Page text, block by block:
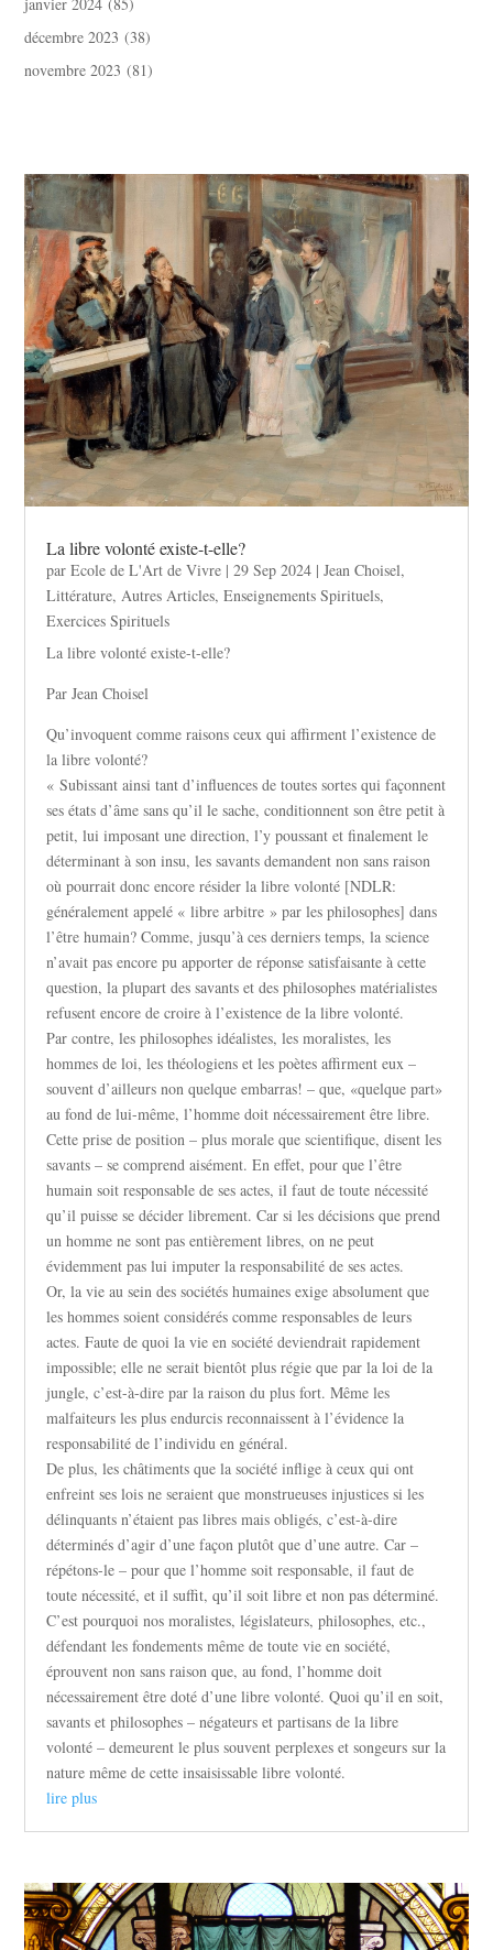
décembre 2023 (38)
novembre 2023 (81)
La libre volonté existe-t-elle?
parEcole de L'Art de Vivre |29 Sep 2024 |Jean Choisel,
Littérature, Autres Articles,Enseignements Spirituels,
Exercices Spirituels
La libre volonté existe-t-elle?
Par Jean Choisel
Qu’invoquent comme raisons ceux qui affirment l’existence de
la libre volonté?
« Subissant ainsi tant d’influences de toutes sortes qui façonnent
ses états d’âme sans qu’il le sache, conditionnent son être petit à
petit, lui imposant une direction, l’y poussant et finalement le
déterminant à son insu, les savants demandent non sans raison
où pourrait donc encore résider la libre volonté [NDLR:
généralement appelé « libre arbitre » par les philosophes] dans
l’être humain? Comme, jusqu’à ces derniers temps, la science
n’avait pas encore pu apporter de réponse satisfaisante à cette
question, la plupart des savants et des philosophes matérialistes
refusent encore de croire à l’existence de la libre volonté.
Par contre, les philosophes idéalistes, les moralistes, les
hommes de loi, les théologiens et les poètes affirment eux –
souvent d’ailleurs non quelque embarras! – que, «quelque part»
au fond de lui-même, l’homme doit nécessairement être libre.
Cette prise de position – plus morale que scientifique, disent les
savants – se comprend aisément. En effet, pour que l’être
humain soit responsable de ses actes, il faut de toute nécessité
qu’il puisse se décider librement. Car si les décisions que prend
un homme ne sont pas entièrement libres, on ne peut
évidemment pas lui imputer la responsabilité de ses actes.
Or, la vie au sein des sociétés humaines exige absolument que
les hommes soient considérés comme responsables de leurs
actes. Faute de quoi la vie en société deviendrait rapidement
impossible; elle ne serait bientôt plus régie que par la loi de la
jungle, c’est-à-dire par la raison du plus fort. Même les
malfaiteurs les plus endurcis reconnaissent à l’évidence la
responsabilité de l’individu en général.
De plus, les châtiments que la société inflige à ceux qui ont
enfreint ses lois ne seraient que monstrueuses injustices si les
délinquants n’étaient pas libres mais obligés, c’est-à-dire
déterminés d’agir d’une façon plutôt que d’une autre. Car –
répétons-le – pour que l’homme soit responsable, il faut de
toute nécessité, et il suffit, qu’il soit libre et non pas déterminé.
C’est pourquoi nos moralistes, législateurs, philosophes, etc.,
défendant les fondements même de toute vie en société,
éprouvent non sans raison que, au fond, l’homme doit
nécessairement être doté d’une libre volonté. Quoi qu’il en soit,
savants et philosophes – négateurs et partisans de la libre
volonté – demeurent le plus souvent perplexes et songeurs sur la
nature même de cette insaisissable libre volonté.
lire plus